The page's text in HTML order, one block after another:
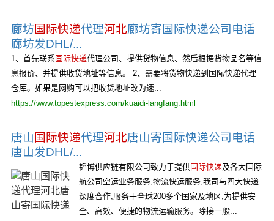
廊坊国际快递代理河北廊坊寄国际快递公司电话
廊坊发DHL/...
1、首先联系 国际快递代理公司、提供货物信息、然后根据货物品名等信
息报价、并提供收货地址等信息。 2、需要将货物快递到国际快递代理
仓库。如果是网购可以把收货地址改为速...
https://www.topestexpress.com/kuaidi-langfang.html
唐山 国际快递代理河北唐山寄国际快递公司电话
唐山发DHL/...
韬博供应链有限公司致力于提供国际快递及各大国际
航公司空运业务服务,物流快运服务,我司与四大快递
深度合作,服务于全球200多个国家及地区,为提供安
全、高效、便捷的物流运输服务。除接一般...